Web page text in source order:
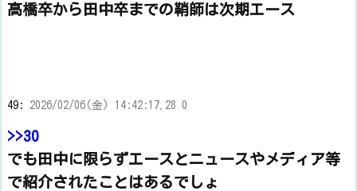
高橋卒から田中卒までの鞘師は次期エース
49: 2026/02/06(金) 14:42:17.28 0
>>30
でも田中に限らずエースとニュースやメディア等
で紹介されたことはあるでしょ